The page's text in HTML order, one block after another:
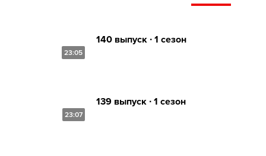
23:05
140 выпуск ∙ 1 сезон
23:07
139 выпуск ∙ 1 сезон